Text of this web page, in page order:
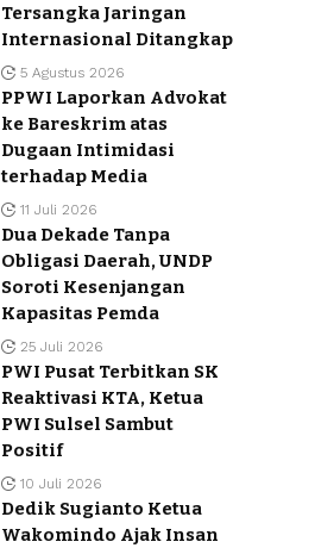
Tersangka Jaringan
Internasional Ditangkap
5 Agustus 2026
PPWI Laporkan Advokat
ke Bareskrim atas
Dugaan Intimidasi
terhadap Media
11 Juli 2026
Dua Dekade Tanpa
Obligasi Daerah, UNDP
Soroti Kesenjangan
Kapasitas Pemda
25 Juli 2026
PWI Pusat Terbitkan SK
Reaktivasi KTA, Ketua
PWI Sulsel Sambut
Positif
10 Juli 2026
Dedik Sugianto Ketua
Wakomindo Ajak Insan